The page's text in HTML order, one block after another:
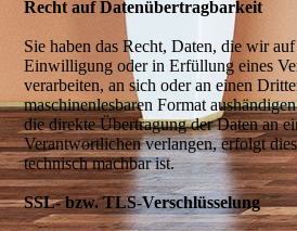
Recht auf Datenübertragbarkeit
Sie haben das Recht, Daten, die wir
Einwilligung oder in Erfüllung eines
verarbeiten, an sich oder an einen
maschinenlesbaren Format
die direkte Übertragung der Daten an
Verantwortlichen verlangen, erfolgt
technisch machbar ist.
SSL- bzw. TLS-Verschlüsselung